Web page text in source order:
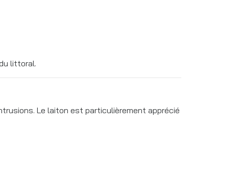
littoral.
Le laiton est particulièrement apprécié